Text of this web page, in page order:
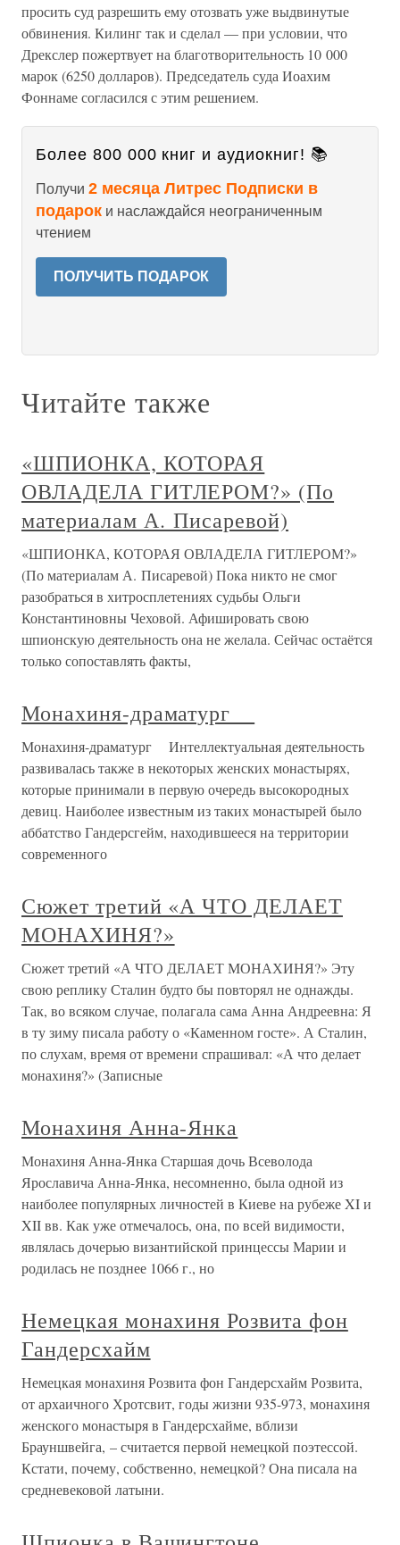
просить суд разрешить ему отозвать уже выдвинутые
обвинения. Килинг так и сделал — при условии, что
Дрекслер пожертвует на благотворительность 10 000
марок (6250 долларов). Председатель суда Иоахим
Фоннаме согласился с этим решением.
Более 800 000 книг и аудиокниг! 📚
Получи 2 месяца Литрес Подписки в
подарок и наслаждайся неограниченным
чтением
ПОЛУЧИТЬ ПОДАРОК
Читайте также
«ШПИОНКА, КОТОРАЯ
ОВЛАДЕЛА ГИТЛЕРОМ?» (По
материалам А. Писаревой)
«ШПИОНКА, КОТОРАЯ ОВЛАДЕЛА ГИТЛЕРОМ?»
(По материалам А. Писаревой) Пока никто не смог
разобраться в хитросплетениях судьбы Ольги
Константиновны Чеховой. Афишировать свою
шпионскую деятельность она не желала. Сейчас остаётся
только сопоставлять факты,
Монахиня-драматург
Монахиня-драматург Интеллектуальная деятельность
развивалась также в некоторых женских монастырях,
которые принимали в первую очередь высокородных
девиц. Наиболее известным из таких монастырей было
аббатство Гандерсгейм, находившееся на территории
современного
Сюжет третий «А ЧТО ДЕЛАЕТ
МОНАХИНЯ?»
Сюжет третий «А ЧТО ДЕЛАЕТ МОНАХИНЯ?» Эту
свою реплику Сталин будто бы повторял не однажды.
Так, во всяком случае, полагала сама Анна Андреевна: Я
в ту зиму писала работу о «Каменном госте». А Сталин,
по слухам, время от времени спрашивал: «А что делает
монахиня?» (Записные
Монахиня Анна-Янка
Монахиня Анна-Янка Старшая дочь Всеволода
Ярославича Анна-Янка, несомненно, была одной из
наиболее популярных личностей в Киеве на рубеже XI и
XII вв. Как уже отмечалось, она, по всей видимости,
являлась дочерью византийской принцессы Марии и
родилась не позднее 1066 г., но
Немецкая монахиня Розвита фон
Гандерсхайм
Немецкая монахиня Розвита фон Гандерсхайм Розвита,
от архаичного Хротсвит, годы жизни 935-973, монахиня
женского монастыря в Гандерсхайме, вблизи
Брауншвейга, – считается первой немецкой поэтессой.
Кстати, почему, собственно, немецкой? Она писала на
средневековой латыни.